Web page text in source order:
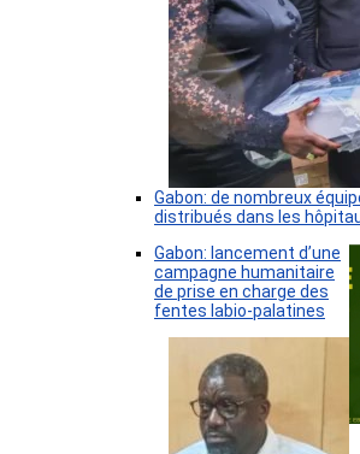
Gabon: de nombreux
distribués dans les
Gabon: lancement d’une
campagne humanitaire
de prise en charge des
fentes labio-palatines